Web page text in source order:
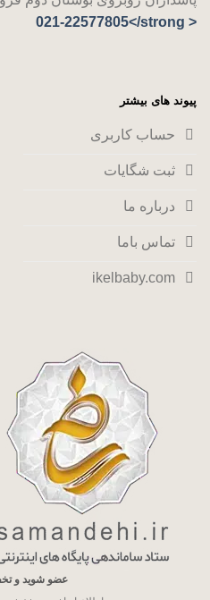
021-22577805</strong >
پیوند های بیشتر
حساب کاربری
ثبت شگایات
درباره ما
تماس باما
ikelbaby.com
عضو شوید و